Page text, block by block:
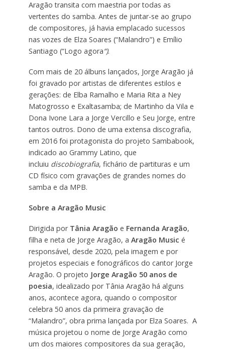
Aragão transita com maestria por todas as
vertentes do samba. Antes de juntar-se ao grupo
de compositores, já havia emplacado sucessos
nas vozes de Elza Soares (“Malandro”) e Emílio
Santiago (“Logo agora“).
Com mais de 20 álbuns lançados, Jorge Aragão já
foi gravado por artistas de diferentes estilos e
gerações: de Elba Ramalho e Maria Rita a Ney
Matogrosso e Exaltasamba; de Martinho da Vila e
Dona Ivone Lara a Jorge Vercillo e Seu Jorge, entre
tantos outros. Dono de uma extensa discografia,
em 2016 foi protagonista do projeto Sambabook,
indicado ao Grammy Latino, que
incluiu discobiografia, fichário de partituras e um
CD físico com gravações de grandes nomes do
samba e da MPB.
Sobre a Aragão Music
Dirigida por Tânia Aragão e Fernanda Aragão,
filha e neta de Jorge Aragão, a Aragão Music é
responsável, desde 2020, pela imagem e por
projetos especiais e fonográficos do cantor Jorge
Aragão. O projeto Jorge Aragão 50 anos de
poesia, idealizado por Tânia Aragão há alguns
anos, acontece agora, quando o compositor
celebra 50 anos da primeira gravação de
“Malandro”, obra prima lançada por Elza Soares. A
música projetou o nome de Jorge Aragão como
um dos maiores compositores da sua geração,